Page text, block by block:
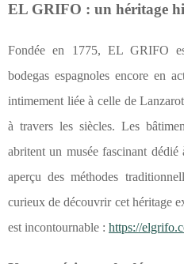
EL GRIFO : un héritage
Fondée en 1775, EL GRIFO
bodegas espagnoles encore en
intimement liée à celle de
à travers les siècles. Les
abritent un musée fascinant
aperçu des méthodes
curieux de découvrir cet héritage
est incontournable : https://